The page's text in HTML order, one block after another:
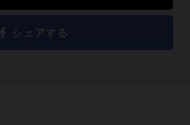
シェアする